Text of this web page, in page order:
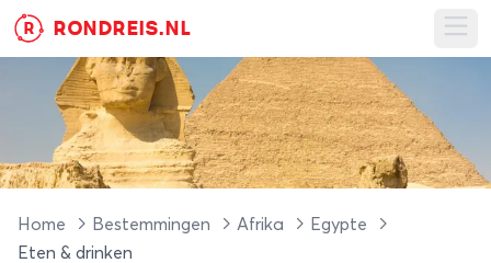
R RONDREIS.NL
Home Bestemmingen Afrika
Egypte
Eten & drinken